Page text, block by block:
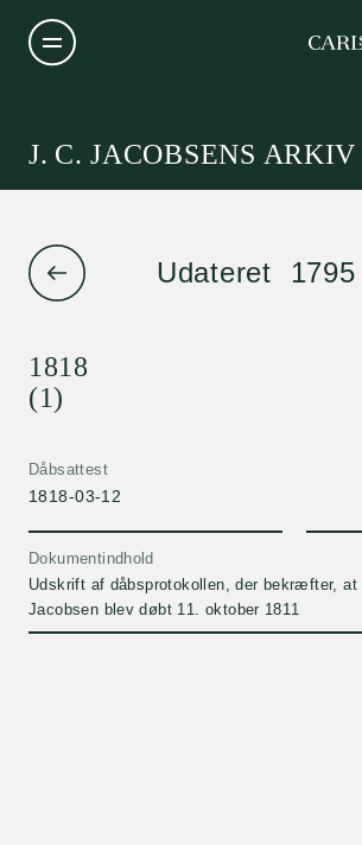
J. C. JACOBSENS ARKIV
Udateret 1795
1818
(1)
Dåbsattest
1818-03-12
Dokumentindhold
Udskrift af dåbsprotokollen, der bekræfter, at
Jacobsen blev døbt 11. oktober 1811